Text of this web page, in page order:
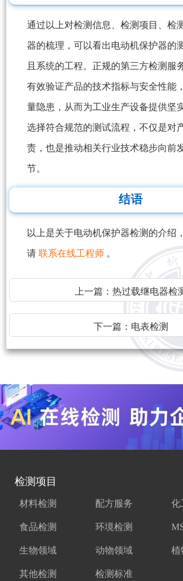
通过以上对检测信息、检测项目、检
器的梳理，可以看出电动机保护器的
且系统的工程。正规的第三方检测服
有效验证产品的技术指标与安全性能
量隐患，从而为工业生产设备提供坚
选择符合规范的测试流程，不仅是对
责，也是推动相关行业技术稳步向前
节。
结语
以上是关于电动机保护器检测的介绍
请 联系在线工程师 。
上一篇： 热过载继电器检
下一篇： 电表检测
检测项目
材料检测 配方服务 化
食品检测 环境检测
生物领域 动物领域 植
其他检测 检测标准